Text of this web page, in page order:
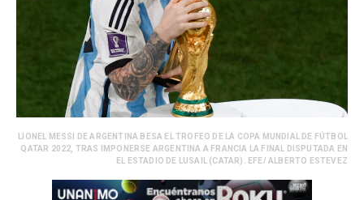
LIONEL MESSI DE ARGENTINA BESA EL TROFEO DE LA COPA MUNDIAL DE FÚTBOL
QATAR 2022, TRAS IMPONERSE ARGENTINA A FRANCIA LA FINAL DISPUTADA EN
EL ESTADIO DE LUSAIL (CATAR). EFE/ ALBERTO ESTEVEZ